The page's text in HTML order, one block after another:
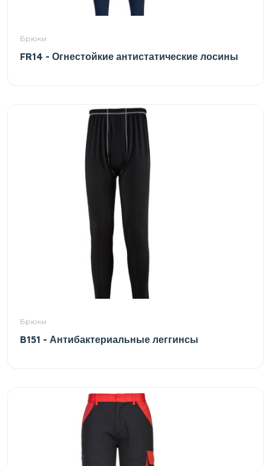
Брюки
FR14 - Огнестойкие антистатические лосины
Брюки
B151 - Антибактериальные леггинсы